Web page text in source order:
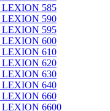
LEXION 585
LEXION 590
LEXION 595
LEXION 600
LEXION 610
LEXION 620
LEXION 630
LEXION 640
LEXION 660
LEXION 6600